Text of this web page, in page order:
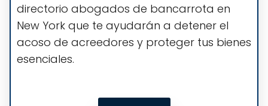
directorio abogados de bancarrota en
New York que te ayudarán a detener el
acoso de acreedores y proteger tus bienes
esenciales.